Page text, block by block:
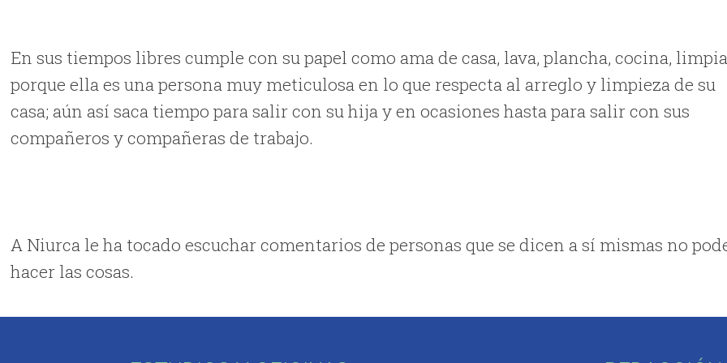
En sus tiempos libres cumple con su papel como ama de casa, lava, plancha, cocina,
porque ella es una persona muy meticulosa en lo que respecta al arreglo y limpieza de su
casa; aún así saca tiempo para salir con su hija y en ocasiones hasta para salir con sus
compañeros y compañeras de trabajo.
A Niurca le ha tocado escuchar comentarios de personas que se dicen a sí mismas no
hacer las cosas.